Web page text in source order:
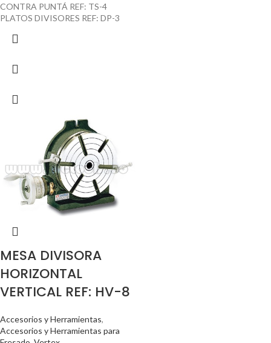
CONTRA PUNTÁ REF: TS-4
PLATOS DIVISORES REF: DP-3
MESA DIVISORA
HORIZONTAL
VERTICAL REF: HV-8
Accesorios y Herramientas,
Accesorios y Herramientas para